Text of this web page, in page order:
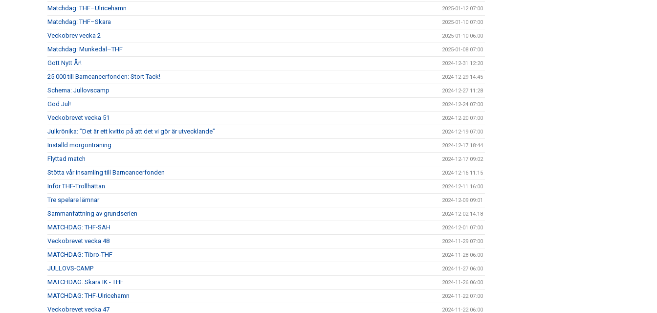
Matchdag: THF–Ulricehamn 2025-01-12 07:00
Matchdag: THF–Skara 2025-01-10 07:00
Veckobrev vecka 2 2025-01-10 06:00
Matchdag: Munkedal–THF 2025-01-08 07:00
Gott Nytt År! 2024-12-31 12:20
25 000 till Barncancerfonden: Stort Tack! 2024-12-29 14:45
Schema: Jullovscamp 2024-12-27 11:28
God Jul! 2024-12-24 07:00
Veckobrevet vecka 51 2024-12-20 07:00
Julkrönika: ”Det är ett kvitto på att det vi gör är utvecklande” 2024-12-19 07:00
Inställd morgonträning 2024-12-17 18:44
Flyttad match 2024-12-17 09:02
Stötta vår insamling till Barncancerfonden 2024-12-16 11:15
Inför THF-Trollhättan 2024-12-11 16:00
Tre spelare lämnar 2024-12-09 09:01
Sammanfattning av grundserien 2024-12-02 14:18
MATCHDAG: THF-SAH 2024-12-01 07:00
Veckobrevet vecka 48 2024-11-29 07:00
MATCHDAG: Tibro-THF 2024-11-28 06:00
JULLOVS-CAMP 2024-11-27 06:00
MATCHDAG: Skara IK - THF 2024-11-26 06:00
MATCHDAG: THF-Ulricehamn 2024-11-22 07:00
Veckobrevet vecka 47 2024-11-22 06:00